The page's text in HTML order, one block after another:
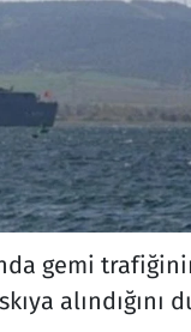
gemi
alındığını